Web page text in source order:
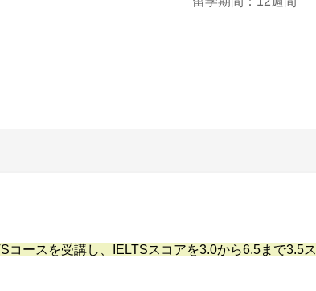
ースを受講し、IELTSスコアを3.0から6.5まで3.5